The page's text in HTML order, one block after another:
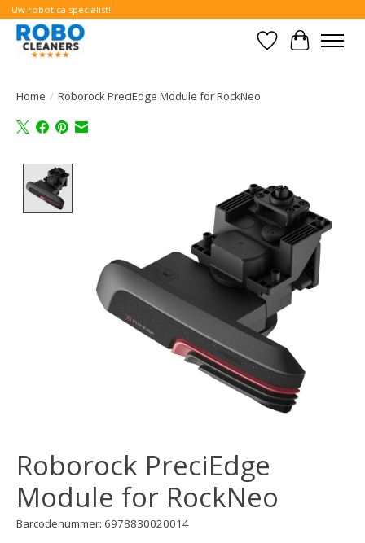
Uw robotica specialist!
Verlanglijst
Home / Roborock PreciEdge Module for RockNeo
Roborock PreciEdge
Module for RockNeo
Barcodenummer: 6978830020014